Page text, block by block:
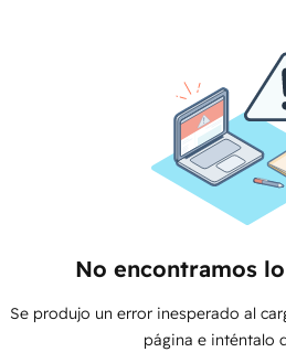
No encontramos
Se produjo un error inesperado al
página e inténtalo